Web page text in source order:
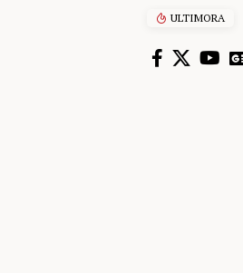
ULTIMORA